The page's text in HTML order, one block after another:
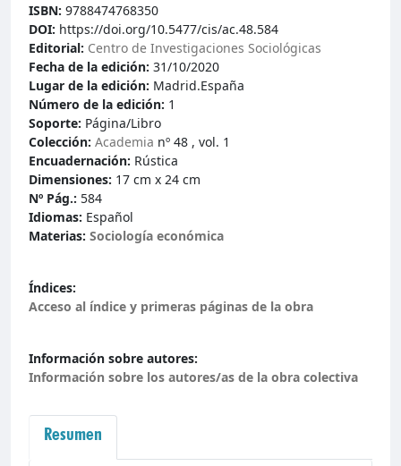
ISBN: 9788474768350
DOI: https://doi.org/10.5477/cis/ac.48.584
Editorial: Centro de Investigaciones Sociológicas
Fecha de la edición: 31/10/2020
Lugar de la edición: Madrid.España
Número de la edición: 1
Soporte: Página/Libro
Colección: Academia nº 48 , vol. 1
Encuadernación: Rústica
Dimensiones: 17 cm x 24 cm
Nº Pág.: 584
Idiomas: Español
Materias: Sociología económica
Índices:
Acceso al índice y primeras páginas de la obra
Información sobre autores:
Información sobre los autores/as de la obra colectiva
Resumen